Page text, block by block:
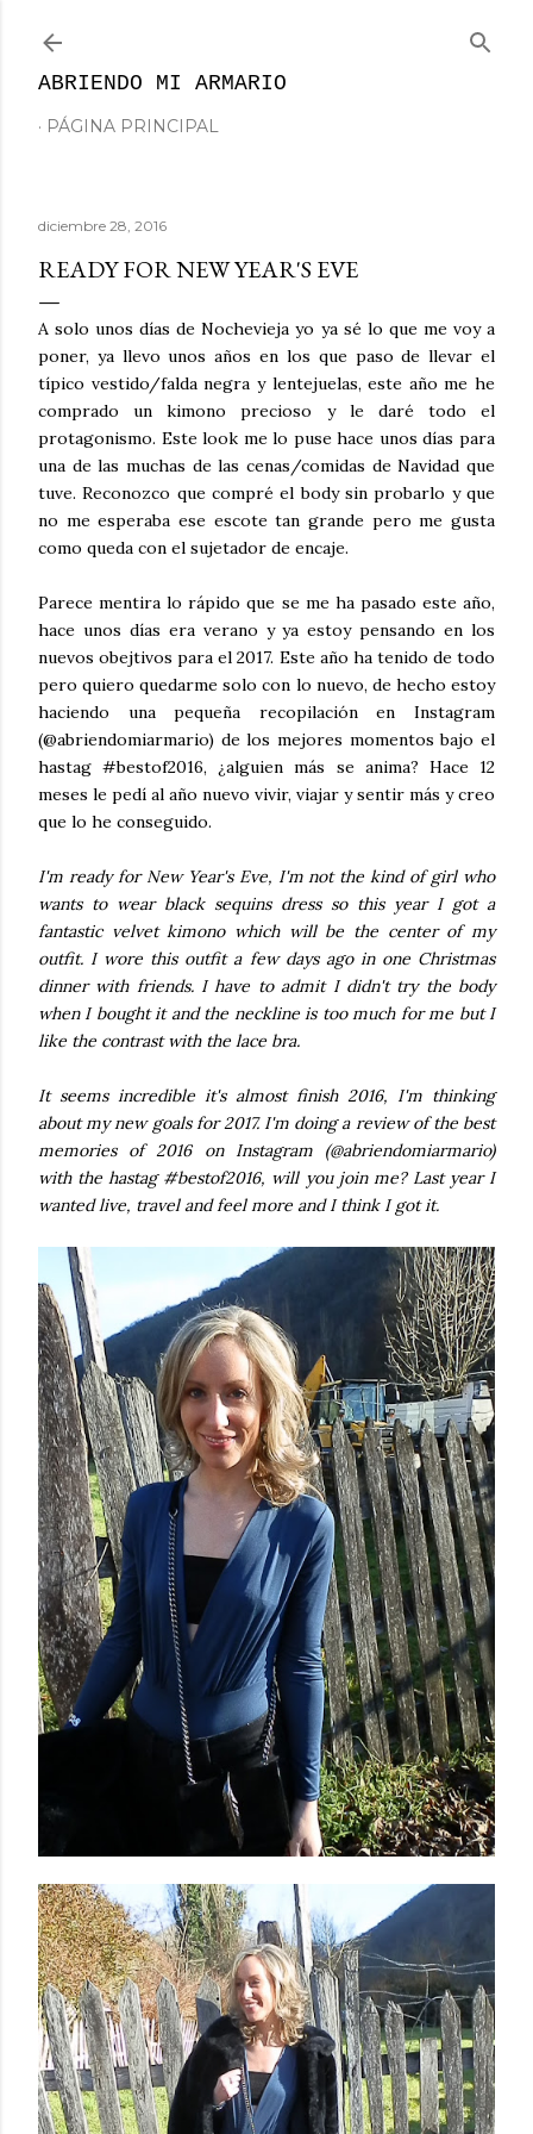
ABRIENDO MI ARMARIO
PÁGINA PRINCIPAL
diciembre 28, 2016
READY FOR NEW YEAR'S EVE
A solo unos días de Nochevieja yo ya sé lo que me voy a
poner, ya llevo unos años en los que paso de llevar el
típico vestido/falda negra y lentejuelas, este año me he
comprado un kimono precioso y le daré todo el
protagonismo. Este look me lo puse hace unos días para
una de las muchas de las cenas/comidas de Navidad que
tuve. Reconozco que compré el body sin probarlo y que
no me esperaba ese escote tan grande pero me gusta
como queda con el sujetador de encaje.
Parece mentira lo rápido que se me ha pasado este año,
hace unos días era verano y ya estoy pensando en los
nuevos obejtivos para el 2017. Este año ha tenido de todo
pero quiero quedarme solo con lo nuevo, de hecho estoy
haciendo una pequeña recopilación en Instagram
(@abriendomiarmario) de los mejores momentos bajo el
hastag #bestof2016, ¿alguien más se anima? Hace 12
meses le pedí al año nuevo vivir, viajar y sentir más y creo
que lo he conseguido.
I'm ready for New Year's Eve, I'm not the kind of girl who
wants to wear black sequins dress so this year I got a
fantastic velvet kimono which will be the center of my
outfit. I wore this outfit a few days ago in one Christmas
dinner with friends. I have to admit I didn't try the body
when I bought it and the neckline is too much for me but I
like the contrast with the lace bra.
It seems incredible it's almost finish 2016, I'm thinking
about my new goals for 2017. I'm doing a review of the best
memories of 2016 on Instagram (@abriendomiarmario)
with the hastag #bestof2016, will you join me? Last year I
wanted live, travel and feel more and I think I got it.